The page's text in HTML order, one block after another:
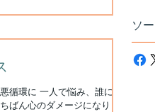
み、誰にも
ん心のダメージになりま
ソ